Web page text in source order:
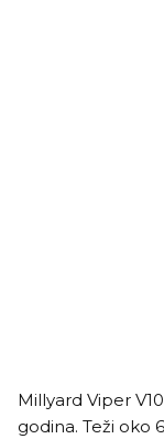
Millyard Viper
godina. Teži oko